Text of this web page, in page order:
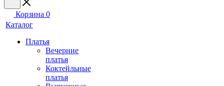
Корзина 0
Каталог
Платья
Вечерние
платья
Коктейльные
платья